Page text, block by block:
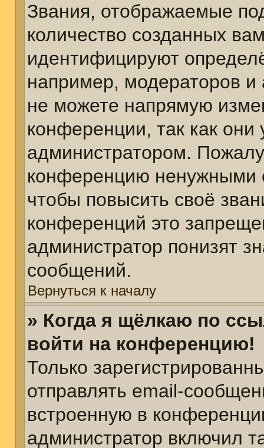
Звания, отображаемые
количество созданных
идентифицируют
например, модераторов
не можете напрямую
конференции, так как они
администратором.
конференцию ненужными
чтобы повысить своё
конференций это
администратор понизят
сообщений.
Вернуться к началу
» Когда я щёлкаю по
войти на конференцию!
Только
отправлять email-
встроенную в
администратор включил